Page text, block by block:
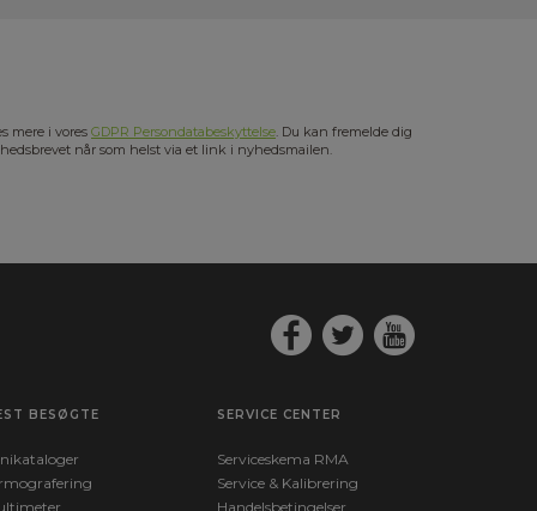
mere i vores GDPR Persondatabeskyttelse. Du kan fremelde dig
når som helst via et link i nyhedsmailen.
BESØGTE SERVICE CENTER
Serviceskema RMA
Service & Kalibrering
Handelsbetingelser